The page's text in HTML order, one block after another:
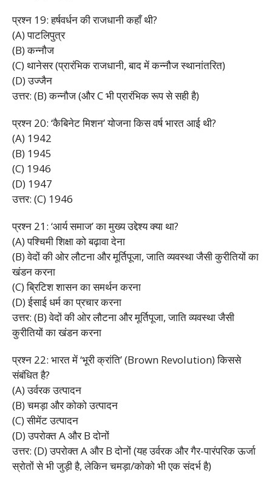
प्रश्न 19: हर्षवर्धन की राजधानी कहाँ थी?
(A) पाटलिपुत्र
(B) कन्नौज
(C) थानेसर (प्रारंभिक राजधानी, बाद में कन्नौज स्थानांतरित)
(D) उज्जैन
उत्तर: (B) कन्नौज (और C भी प्रारंभिक रूप से सही है)
प्रश्न 20: ‘कैबिनेट मिशन’ योजना किस वर्ष भारत आई थी?
(A) 1942
(B) 1945
(C) 1946
(D) 1947
उत्तर: (C) 1946
प्रश्न 21: ‘आर्य समाज’ का मुख्य उद्देश्य क्या था?
(A) पश्चिमी शिक्षा को बढ़ावा देना
(B) वेदों की ओर लौटना और मूर्तिपूजा, जाति व्यवस्था जैसी कुरीतियों का
खंडन करना
(C) ब्रिटिश शासन का समर्थन करना
(D) ईसाई धर्म का प्रचार करना
उत्तर: (B) वेदों की ओर लौटना और मूर्तिपूजा, जाति व्यवस्था जैसी
कुरीतियों का खंडन करना
प्रश्न 22: भारत में ‘भूरी क्रांति’ (Brown Revolution) किससे
संबंधित है?
(A) उर्वरक उत्पादन
(B) चमड़ा और कोको उत्पादन
(C) सीमेंट उत्पादन
(D) उपरोक्त A और B दोनों
उत्तर: (D) उपरोक्त A और B दोनों (यह उर्वरक और गैर-पारंपरिक ऊर्जा
स्रोतों से भी जुड़ी है, लेकिन चमड़ा/कोको भी एक संदर्भ है)